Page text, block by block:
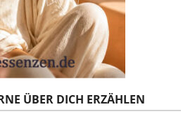
ÜBER DICH ERZÄHLEN